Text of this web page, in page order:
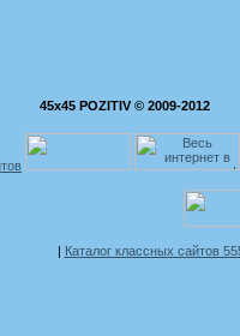
45x45 POZITIV © 2009-2012
Каталог классных сайтов